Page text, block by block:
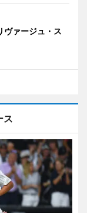
ヴァージュ・ス
ス